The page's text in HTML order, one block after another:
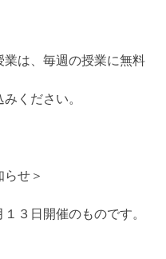
業は、毎週の授業に無料
ください。
らせ＞
３日開催のものです。